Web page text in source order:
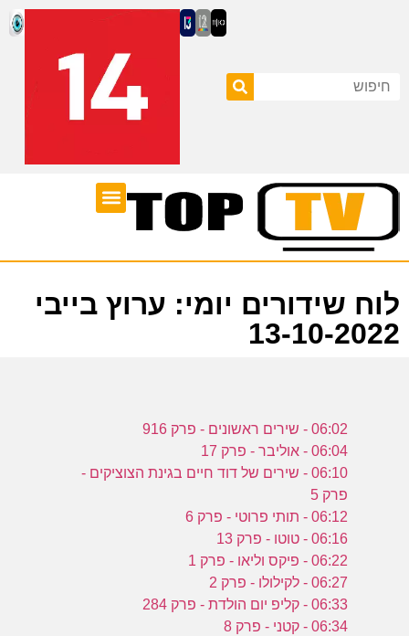
לוח שידורים יומי: ערוץ בייבי
13-10-2022
06:02 - שירים ראשונים - פרק 916
06:04 - אוליבר - פרק 17
06:10 - שירים של דוד חיים בגינת הצוציקים -
פרק 5
06:12 - תותי פרוטי - פרק 6
06:16 - טוטו - פרק 13
06:22 - פיקס וליאו - פרק 1
06:27 - לקילולו - פרק 2
06:33 - קליפ יום הולדת - פרק 284
06:34 - קטני - פרק 8